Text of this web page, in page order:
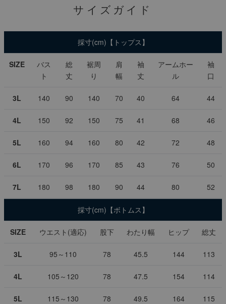
サイズガイド
採寸(cm)【トップス】
SIZE
バス
ト
総
丈
裾周
り
肩
幅
袖
丈
アームホー
ル
袖
口
3L 140 90 140 70 40 64 44
4L 150 92 150 75 41 68 46
5L 160 94 160 80 42 72 48
6L 170 96 170 85 43 76 50
7L 180 98 180 90 44 80 52
採寸(cm)【ボトムス】
SIZE ウエスト(適応) 股下 わたり幅 ヒップ 総丈
3L 95～110 78 45.5 144 113
4L 105～120 78 47.5 154 114
5L 115～130 78 49.5 164 115